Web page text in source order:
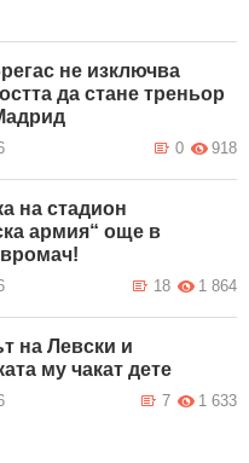
не изключва
да стане треньор
918
0
на стадион
армия“ още в
1 864
18
на Левски и
му чакат дете
1 633
7